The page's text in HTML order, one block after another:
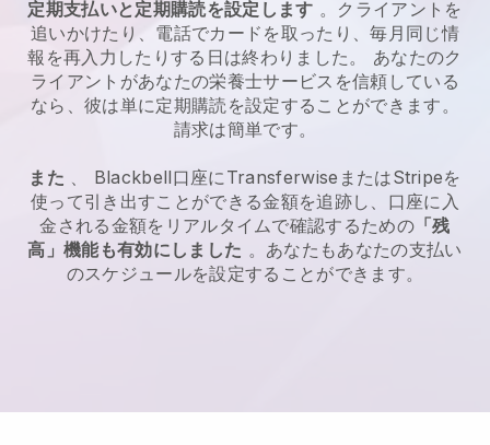
定期支払いと定期購読を設定します 。クライアントを
追いかけたり、電話でカードを取ったり、毎月同じ情
報を再入力したりする日は終わりました。 あなたのク
ライアントがあなたの栄養士サービスを信頼している
なら、彼は単に定期購読を設定することができます。
請求は簡単です。
また Blackbell口座にTransferwiseまたはStripeを
使って引き出すことができる金額を追跡し、口座に入
金される金額をリアルタイムで確認するための 「残
高」機能も有効にしました 。あなたもあなたの支払い
のスケジュールを設定することができます。